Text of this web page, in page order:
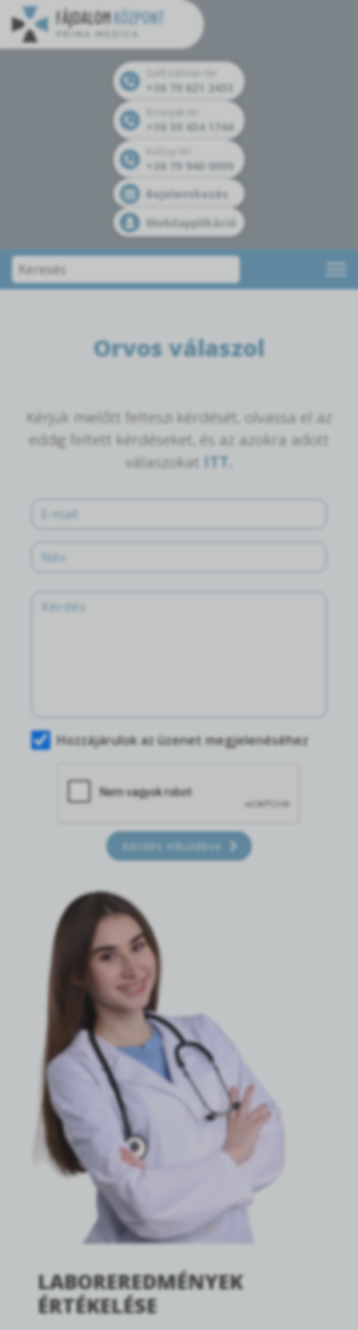
+36 70 621 2433
+36 30 434 1744
+36 70 940 0099
Bejelentkezés
Mobilapplikáció
Orvos válaszol
Kérjük mielőtt felteszi kérdését, olvassa el az
eddig feltett kérdéseket, és az azokra adott
válaszokat ITT.
Hozzájárulok az üzenet megjelenéséhez
Kérdés elküldése
LABOREREDMÉNYEK
ÉRTÉKELÉSE